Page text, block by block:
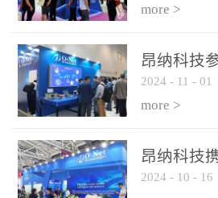
算力互联
more >
昂纳科技
ECOC展会
2024 - 11 - 01
more >
昂纳科技
术平台和
2024 - 10 - 16